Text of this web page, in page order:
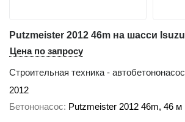
Putzmeister 2012 46m на шасси Isuzu
Цена по запросу
Строительная техника - автобетононасос
2012
Бетононасос Putzmeister 2012 46m, 46 м